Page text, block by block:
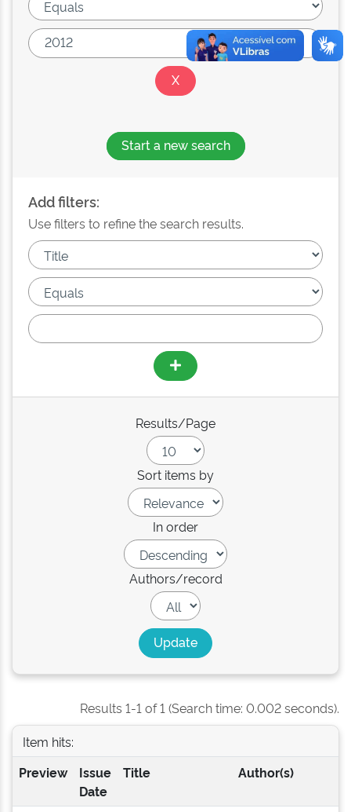
Start a new search
Add filters:
Use filters to refine the search results.
Results/Page
Sort items by
In order
Authors/record
Results 1-1 of 1 (Search time: 0.002 seconds).
Item hits:
Preview
Issue
Date
Title Author(s)